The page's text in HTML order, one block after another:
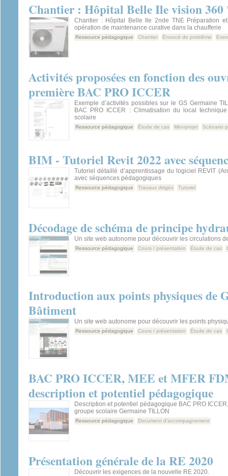
Chantier : Hôpital Belle Ile vision 360
Chantier : Hôpital Belle Ile 2nde TNE Préparation et
opération de maintenance curative dans la chaufferie
Ressource pédagogique Chantier Énoncé de problème
Activités proposées en fonction des
première BAC PRO ICCER
Exemple d’activités possibles sur le GS Germaine
BAC PRO ICCER : Climatisation du local
scolaire
Ressource pédagogique Étude de cas Mini-projet Scénario
BIM - Tutoriel Revit 2022 avec
Tutoriel détaillé d’apprentissage du logiciel REVIT
avec séquences pédagogiques
Ressource pédagogique Travaux dirigés Tutoriel
Décodage de schéma de principe
Un site web autonome pour découvrir les circulations
Ressource pédagogique Cours / présentation Étude de cas
Introduction aux points physiques de
Bâtiment
Un site web autonome pour découvrir les points
Ressource pédagogique Cours / présentation Étude de cas
BAC PRO ICCER, MEE et MFER
description et potentiel pédagogique
Description et potentiel pédagogique BAC PRO
groupe scolaire Germaine TILLON
Ressource pédagogique Document d'accompagnement
Présentation générale de la RE 2020
Découvrir les exigences de la nouvelle RE 2020.